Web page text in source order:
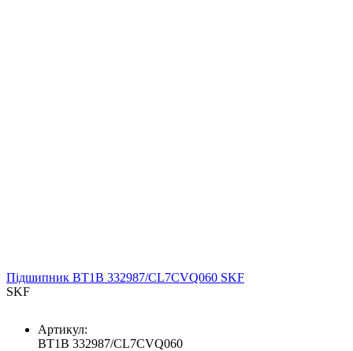
Підшипник BT1B 332987/CL7CVQ060 SKF
SKF
Артикул:
BT1B 332987/CL7CVQ060